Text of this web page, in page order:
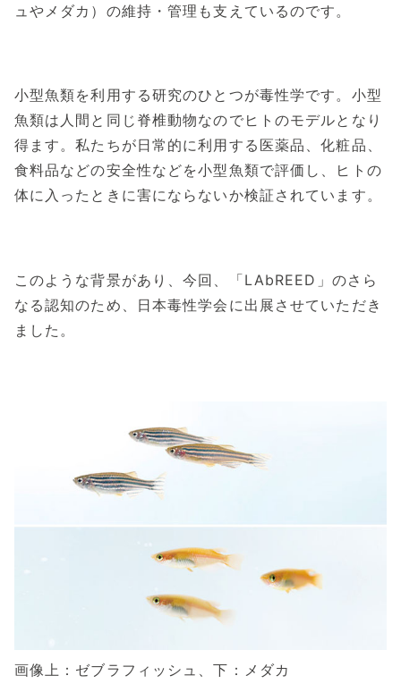
ュやメダカ）の維持・管理も支えているのです。
小型魚類を利用する研究のひとつが毒性学です。小型
魚類は人間と同じ脊椎動物なのでヒトのモデルとなり
得ます。私たちが日常的に利用する医薬品、化粧品、
食料品などの安全性などを小型魚類で評価し、ヒトの
体に入ったときに害にならないか検証されています。
このような背景があり、今回、「LAbREED」のさら
なる認知のため、日本毒性学会に出展させていただき
ました。
画像上：ゼブラフィッシュ、下：メダカ